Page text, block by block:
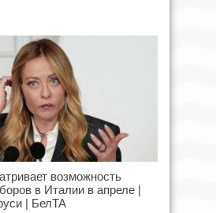
возможность
в Италии в апреле |
| БелТА